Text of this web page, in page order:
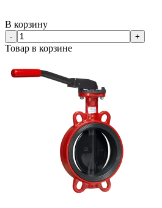
В корзину
- +
Товар в корзине